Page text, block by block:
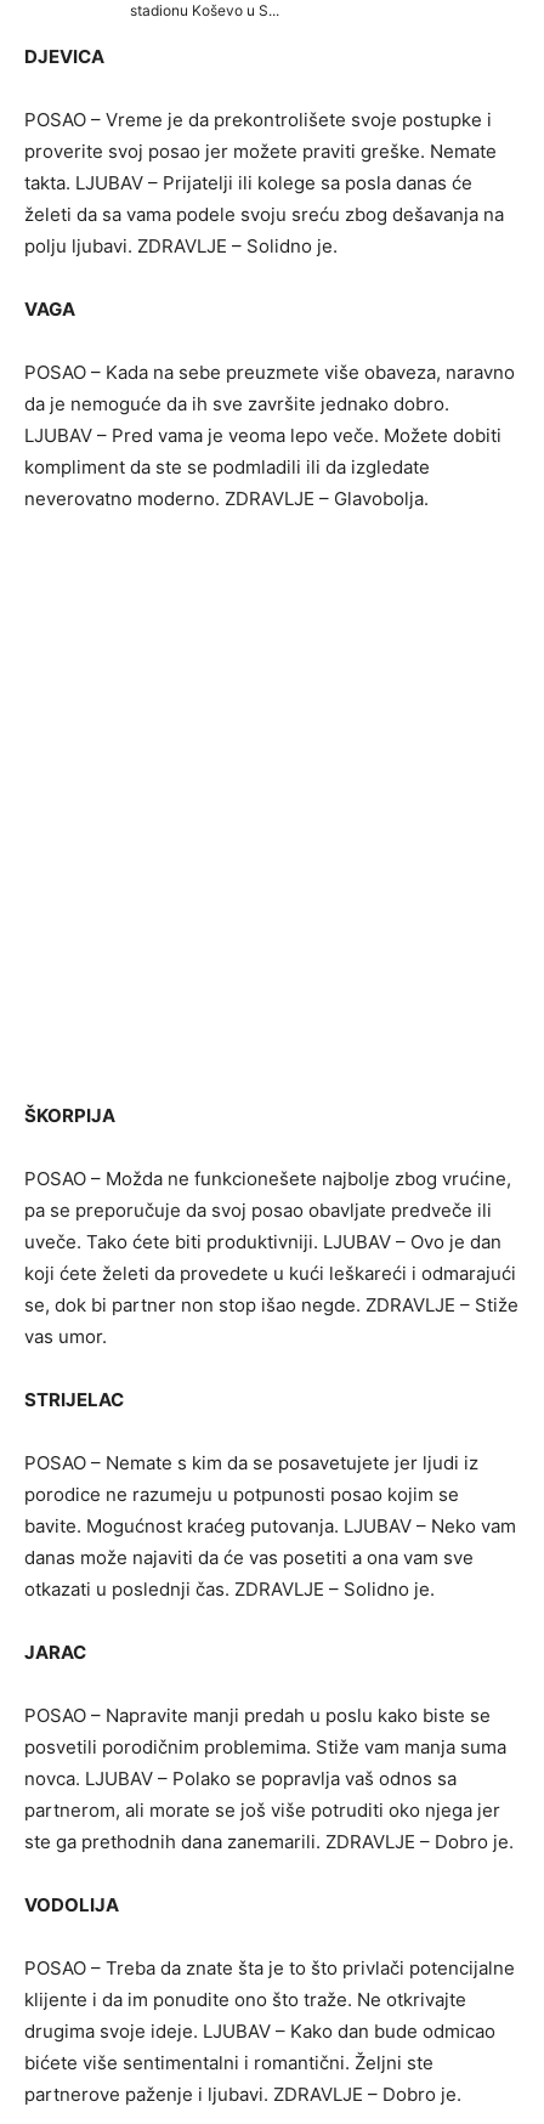
DJEVICA
POSAO – Vreme je da prekontrolišete svoje postupke i
proverite svoj posao jer možete praviti greške. Nemate
takta. LJUBAV – Prijatelji ili kolege sa posla danas će
želeti da sa vama podele svoju sreću zbog dešavanja na
polju ljubavi. ZDRAVLJE – Solidno je.
VAGA
POSAO – Kada na sebe preuzmete više obaveza, naravno
da je nemoguće da ih sve završite jednako dobro.
LJUBAV – Pred vama je veoma lepo veče. Možete dobiti
kompliment da ste se podmladili ili da izgledate
neverovatno moderno. ZDRAVLJE – Glavobolja.
ŠKORPIJA
POSAO – Možda ne funkcionešete najbolje zbog vrućine,
pa se preporučuje da svoj posao obavljate predveče ili
uveče. Tako ćete biti produktivniji. LJUBAV – Ovo je dan
koji ćete želeti da provedete u kući leškareći i odmarajući
se, dok bi partner non stop išao negde. ZDRAVLJE – Stiže
vas umor.
STRIJELAC
POSAO – Nemate s kim da se posavetujete jer ljudi iz
porodice ne razumeju u potpunosti posao kojim se
bavite. Mogućnost kraćeg putovanja. LJUBAV – Neko vam
danas može najaviti da će vas posetiti a ona vam sve
otkazati u poslednji čas. ZDRAVLJE – Solidno je.
JARAC
POSAO – Napravite manji predah u poslu kako biste se
posvetili porodičnim problemima. Stiže vam manja suma
novca. LJUBAV – Polako se popravlja vaš odnos sa
partnerom, ali morate se još više potruditi oko njega jer
ste ga prethodnih dana zanemarili. ZDRAVLJE – Dobro je.
VODOLIJA
POSAO – Treba da znate šta je to što privlači potencijalne
klijente i da im ponudite ono što traže. Ne otkrivajte
drugima svoje ideje. LJUBAV – Kako dan bude odmicao
bićete više sentimentalni i romantični. Željni ste
partnerove paženje i ljubavi. ZDRAVLJE – Dobro je.